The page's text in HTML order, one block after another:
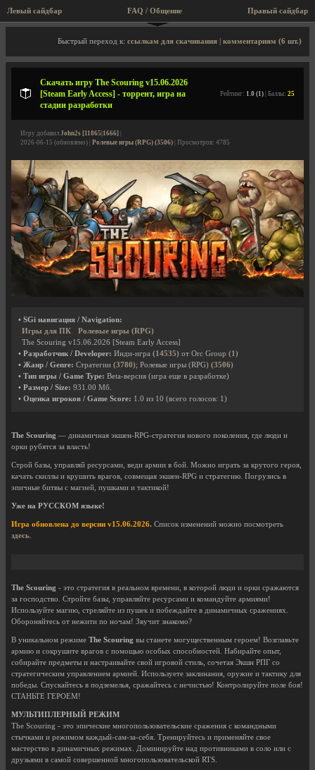
Левый сайдбар Правый сайдбар
FAQ / Общение
Описание игры, торрент, скриншоты, видео
Быстрый переход к: ссылкам для скачивания комментариям (6 шт.)
Скачать игру The Scouring v15.06.2026
[Steam Early Access] - торрент, игра на
стадии разработки
Рейтинг: 1.0 (1) | Баллы: 25
Игру добавил John2s [11865|1666]
2026-06-15 (обновлено) | Ролевые игры (RPG) (3506) | Просмотров: 4785
• SGi навигация / Navigation:
Игры для ПК
Ролевые игры (RPG)
The Scouring v15.06.2026 [Steam Early Access]
• Разработчик / Developer: Инди-игра (14535) от Orc Group (1)
• Жанр / Genre: Стратегии (3780); Ролевые игры (RPG) (3506)
• Тип игры / Game Type: Beta-версия (игра еще в разработке)
• Размер / Size: 931.00 Мб.
• Оценка игроков / Game Score: 1.0 из 10 (всего голосов: 1)
The Scouring — динамичная экшен-RPG-стратегия нового поколения, где люди и
орки рубятся за власть!
Строй базы, управляй ресурсами, веди армии в бой. Можно играть за крутого героя,
качать скиллы и крушить врагов, совмещая экшен-RPG и стратегию. Погрузись в
эпичные битвы с магией, пушками и тактикой!
Уже на РУССКОМ языке!
Игра обновлена до версии v15.06.2026. Список изменений можно посмотреть
здесь.
The Scouring - это стратегия в реальном времени, в которой люди и орки сражаются
за господство. Стройте базы, управляйте ресурсами и командуйте армиями!
Используйте магию, стреляйте из пушек и побеждайте в динамичных сражениях.
Обороняйтесь от нежити по ночам! Звучит знакомо?
В уникальном режиме The Scouring вы станете могущественным героем! Возглавьте
армию и сокрушите врагов с помощью особых способностей. Набирайте опыт,
собирайте предметы и настраивайте свой игровой стиль, сочетая Экшн РПГ со
стратегическим управлением армией. Используете заклинания, оружие и тактику для
победы. Спускайтесь в подземелья, сражайтесь с нечистью! Контролируйте поле боя!
СТАНЬТЕ ГЕРОЕМ!
МУЛЬТИПЛЕРНЫЙ РЕЖИМ
The Scouring - это эпические многопользовательские сражения с командными
стычками и режимом каждый-сам-за-себя. Тренируйтесь и применяйте свое
мастерство в динамичных режимах. Доминируйте над противниками в соло или с
друзьями в самой совершенной многопользовательской RTS.